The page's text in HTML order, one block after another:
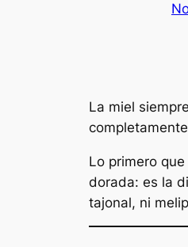
La miel
Lo primero
dorada: es la
tajonal, ni